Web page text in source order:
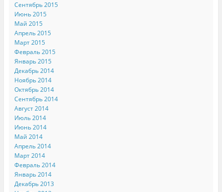
Сентябрь 2015
Июнь 2015
Май 2015
Апрель 2015
Март 2015
Февраль 2015
Январь 2015
Декабрь 2014
Ноябрь 2014
Октябрь 2014
Сентябрь 2014
Август 2014
Июль 2014
Июнь 2014
Май 2014
Апрель 2014
Март 2014
Февраль 2014
Январь 2014
Декабрь 2013